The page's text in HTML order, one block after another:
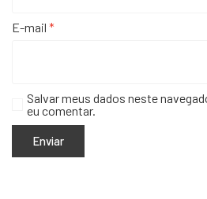
E-mail *
Salvar meus dados neste
eu comentar.